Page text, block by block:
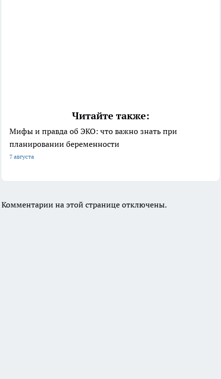
Читайте также:
Мифы и правда об ЭКО: что важно знать при
планировании беременности
7 августа
Комментарии на этой странице отключены.